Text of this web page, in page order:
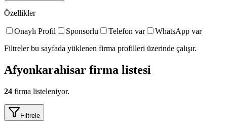
Özellikler
Onaylı Profil Sponsorlu Telefon var
WhatsApp var
Filtreler bu sayfada yüklenen firma profilleri üzerinde çalışır.
Afyonkarahisar firma listesi
24 firma listeleniyor.
Filtrele